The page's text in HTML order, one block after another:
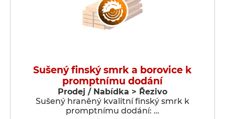
Sušený finský smrk a borovice k
promptnímu dodání
Prodej / Nabídka > Řezivo
Sušený hraněný kvalitní finský smrk k
promptnímu dodání: …